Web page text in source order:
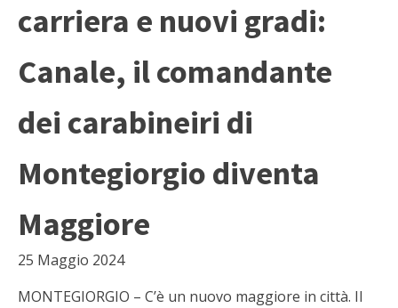
carriera e nuovi gradi:
Canale, il comandante
dei carabineiri di
Montegiorgio diventa
Maggiore
25 Maggio 2024
MONTEGIORGIO – C’è un nuovo maggiore in città. Il